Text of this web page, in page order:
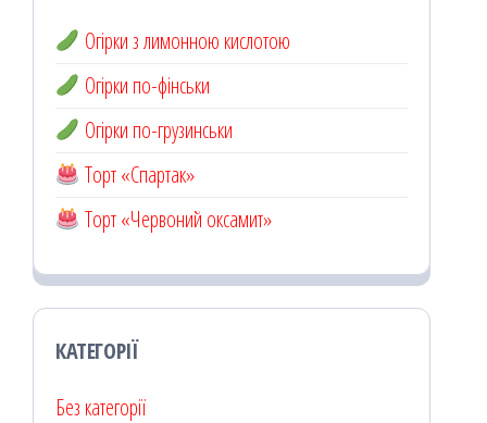
Огірки з лимонною кислотою
Огірки по-фінськи
Огірки по-грузинськи
Торт «Спартак»
Торт «Червоний оксамит»
КАТЕГОРІЇ
Без категорії